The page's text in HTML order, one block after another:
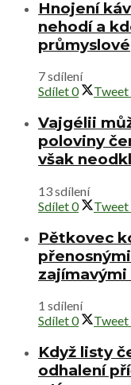
Hnojení
nehodí a
průmyslové
7 sdílení
Sdílet0 Tweet
Vajgélii
poloviny
však
13 sdílení
Sdílet0 Tweet
Pětkovec
1 sdílení
Sdílet0 Tweet
Když listy
odhalení